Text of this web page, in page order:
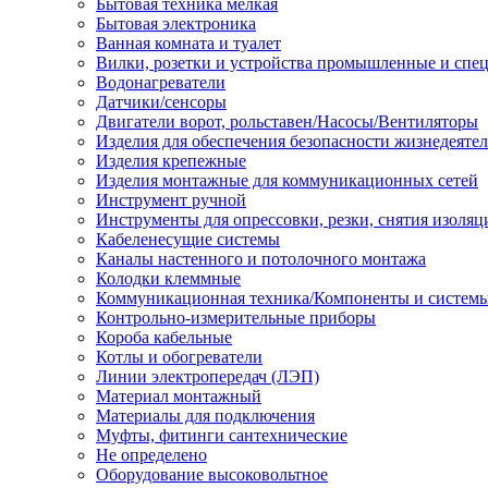
Бытовая техника мелкая
Бытовая электроника
Ванная комната и туалет
Вилки, розетки и устройства промышленные и
Водонагреватели
Датчики/сенсоры
Двигатели ворот, рольставен/Насосы/Вентиляторы
Изделия для обеспечения безопасности
Изделия крепежные
Изделия монтажные для коммуникационных сетей
Инструмент ручной
Инструменты для опрессовки, резки, снятия
Кабеленесущие системы
Каналы настенного и потолочного монтажа
Колодки клеммные
Коммуникационная техника/Компоненты и
Контрольно-измерительные приборы
Короба кабельные
Котлы и обогреватели
Линии электропередач (ЛЭП)
Материал монтажный
Материалы для подключения
Муфты, фитинги сантехнические
Не определено
Оборудование высоковольтное